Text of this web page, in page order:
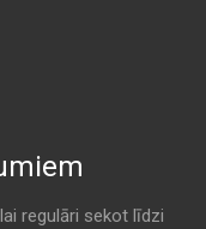
regulāri sekot līdzi